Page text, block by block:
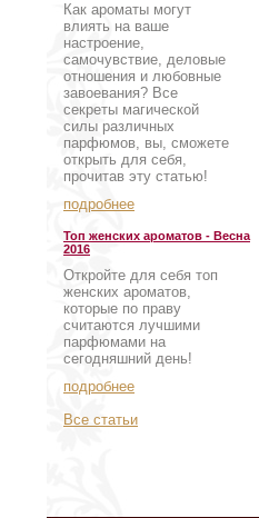
Как ароматы могут
влиять на ваше
настроение,
самочувствие, деловые
отношения и любовные
завоевания? Все
секреты магической
силы различных
парфюмов, вы, сможете
открыть для себя,
прочитав эту статью!
подробнее
Топ женских ароматов - Весна
2016
Откройте для себя топ
женских ароматов,
которые по праву
считаются лучшими
парфюмами на
сегодняшний день!
подробнее
Все статьи